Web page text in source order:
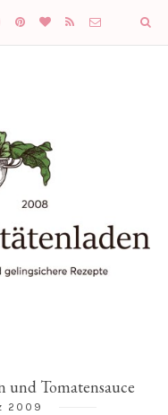
und Tomatensauce
2009